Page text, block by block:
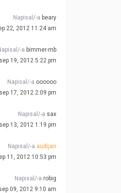
Napisal/-a beary
22, 2012 11:24 am
a bimmer-mb
19, 2012 5:22 pm
Napisal/-a oooooo
17, 2012 2:09 pm
Napisal/-a sax
13, 2012 1:19 pm
Napisal/-a audijan
11, 2012 10:53 pm
Napisal/-a robig
09, 2012 9:10 am